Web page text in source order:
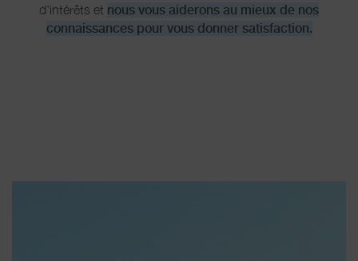
d’intérêts et nous vous aiderons au mieux de nos
connaissances pour vous donner satisfaction.